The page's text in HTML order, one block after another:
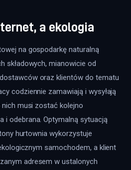
a ekologia
na gospodarkę naturalną
składowych, mianowicie od
oraz klientów do tematu
codziennie zamawiają i wysyłają
nich musi zostać kolejno
i odebrana. Optymalną sytuacją
hurtownia wykorzystuje
samochodem, a klient
adresem w ustalonych